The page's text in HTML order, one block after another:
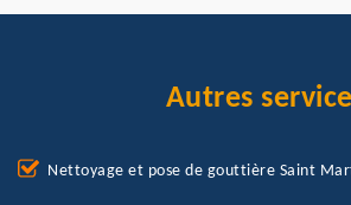
Autres
Nettoyage et pose de gouttière Saint